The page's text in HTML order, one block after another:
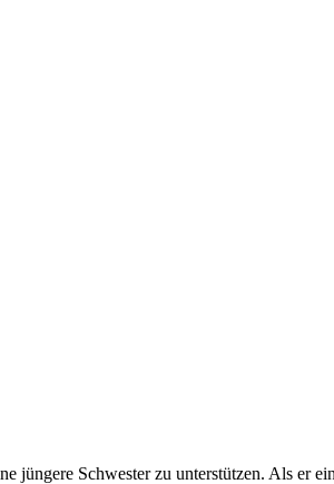
Schwester zu unterstützen. Als er